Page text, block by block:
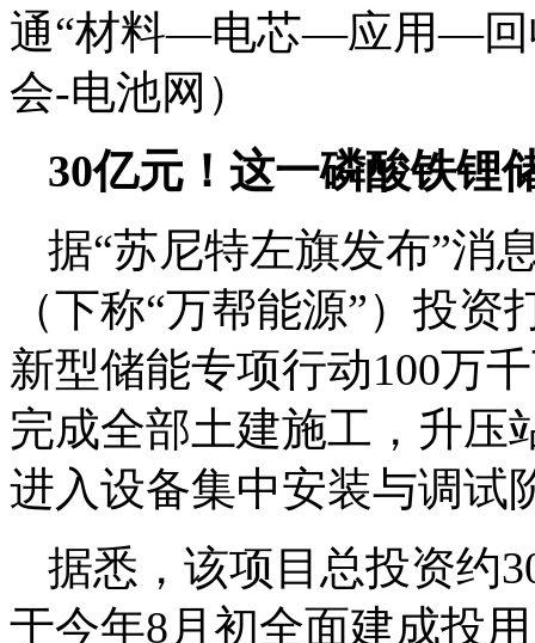
通“材料—电芯—应用—回
会-电池网）
30亿元！这一磷酸铁锂
据“苏尼特左旗发布”消
（下称“万帮能源”）投
新型储能专项行动100万
完成全部土建施工，升压
进入设备集中安装与调试
据悉，该项目总投资约
于今年8月初全面建成投